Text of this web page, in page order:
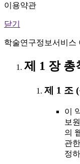
이용약관
닫기
학술연구정보서비스
제 1 장 총
제 1 조
이
보
의
관
정